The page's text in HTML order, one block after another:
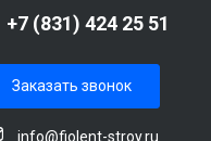
+7 (831) 424 25 51
Заказать звонок
info@fiolent-stroy.ru